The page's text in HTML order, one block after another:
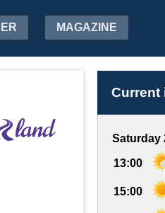
MAGAZINE
Current
Saturday
13:00
15:00